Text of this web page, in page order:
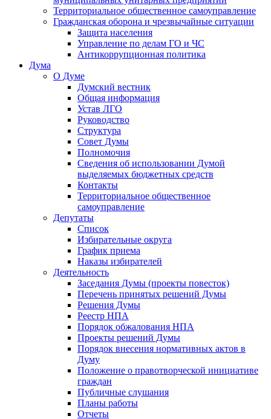
Территориальное общественное самоуправление
Гражданская оборона и чрезвычайные ситуации
Защита населения
Управление по делам ГО и ЧС
Антикоррупционная политика
Дума
О Думе
Думский вестник
Общая информация
Устав ЛГО
Руководство
Структура
Совет Думы
Полномочия
Сведения об использовании Думой
выделяемых бюджетных средств
Контакты
Территориальное общественное
самоуправление
Депутаты
Список
Избирательные округа
График приема
Наказы избирателей
Деятельность
Заседания Думы (проекты повесток)
Перечень принятых решений Думы
Решения Думы
Реестр НПА
Порядок обжалования НПА
Проекты решений Думы
Порядок внесения нормативных актов в
Думу
Положение о правотворческой инициативе
граждан
Публичные слушания
Планы работы
Отчеты